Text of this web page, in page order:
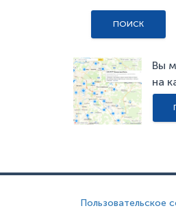
ПОИСК
Вы
на
Пользовательское